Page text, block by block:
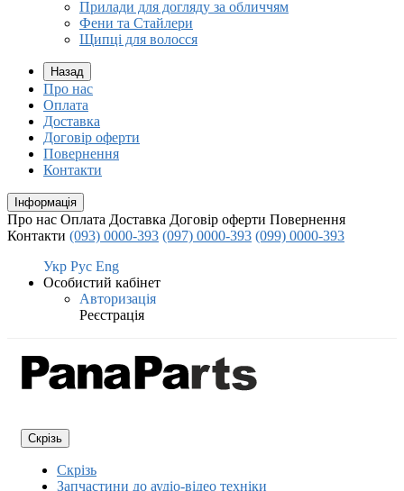
Прилади для догляду за обличчям
Фени та Стайлери
Щипці для волосся
Назад
Про нас
Оплата
Доставка
Договір оферти
Повернення
Контакти
Інформація
Про нас Оплата Доставка Договір оферти Повернення
Контакти (093) 0000-393 (097) 0000-393 (099) 0000-393
Укр Рус Eng
Особистий кабінет
Авторизація
Реєстрація
Скрізь
Скрізь
Запчастини до аудіо-відео техніки